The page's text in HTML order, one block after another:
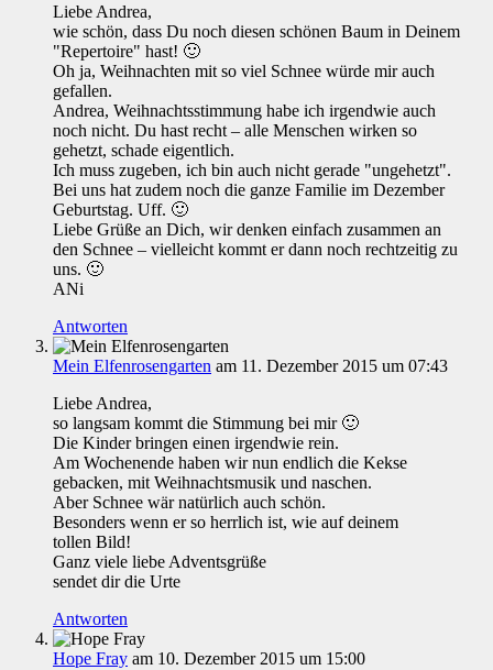
Liebe Andrea,
wie schön, dass Du noch diesen schönen Baum in Deinem
"Repertoire" hast! 🙂
Oh ja, Weihnachten mit so viel Schnee würde mir auch
gefallen.
Andrea, Weihnachtsstimmung habe ich irgendwie auch
noch nicht. Du hast recht – alle Menschen wirken so
gehetzt, schade eigentlich.
Ich muss zugeben, ich bin auch nicht gerade "ungehetzt".
Bei uns hat zudem noch die ganze Familie im Dezember
Geburtstag. Uff. 🙂
Liebe Grüße an Dich, wir denken einfach zusammen an
den Schnee – vielleicht kommt er dann noch rechtzeitig zu
uns. 🙂
ANi
Antworten
Mein Elfenrosengarten am 11. Dezember 2015 um 07:43
Liebe Andrea,
so langsam kommt die Stimmung bei mir 🙂
Die Kinder bringen einen irgendwie rein.
Am Wochenende haben wir nun endlich die Kekse
gebacken, mit Weihnachtsmusik und naschen.
Aber Schnee wär natürlich auch schön.
Besonders wenn er so herrlich ist, wie auf deinem
tollen Bild!
Ganz viele liebe Adventsgrüße
sendet dir die Urte
Antworten
Hope Fray am 10. Dezember 2015 um 15:00